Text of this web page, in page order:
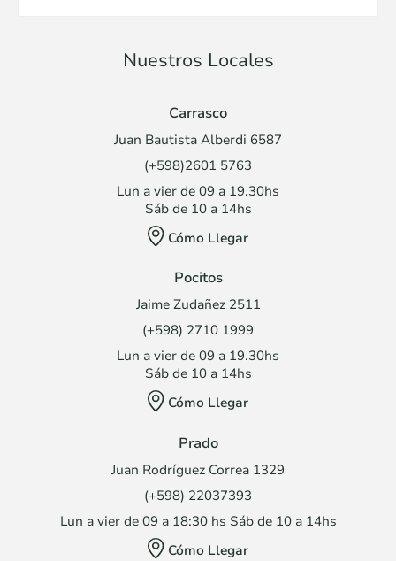
Nuestros Locales
Carrasco
Juan Bautista Alberdi 6587
(+598)2601 5763
Lun a vier de 09 a 19.30hs
Sáb de 10 a 14hs
Cómo Llegar
Pocitos
Jaime Zudañez 2511
(+598) 2710 1999
Lun a vier de 09 a 19.30hs
Sáb de 10 a 14hs
Cómo Llegar
Prado
Juan Rodríguez Correa 1329
(+598) 22037393
Lun a vier de 09 a 18:30 hs Sáb de 10 a 14hs
Cómo Llegar